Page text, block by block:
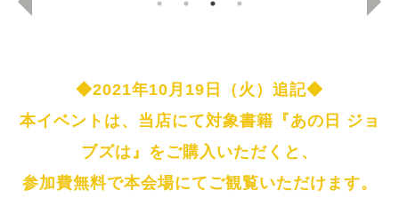
◆2021年10月19日（火）追記◆
本イベントは、当店にて対象書籍 『あの日 ジョ
ブズは』をご購入いただくと、
参加費無料で本会場にてご観覧いただけます。